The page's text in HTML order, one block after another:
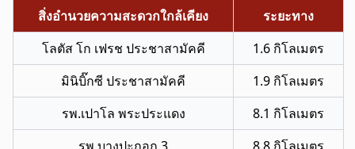
สิ่งอำนวยความสะดวกใกล้เคียง
ระยะทาง
โลตัส โก เฟรช ประชาสามัคคี
1.6 กิโลเมตร
มินิบิ๊กซี ประชาสามัคคี
1.9 กิโลเมตร
รพ.เปาโล พระประแดง
8.1 กิโลเมตร